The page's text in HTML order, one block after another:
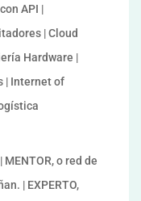
API |
| Cloud
Hardware |
| Internet of
o red de
| EXPERTO,